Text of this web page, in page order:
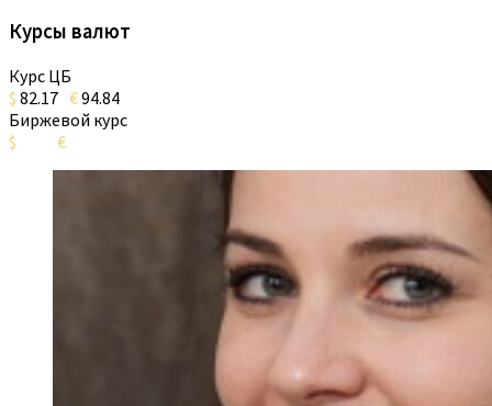
Курсы валют
Курс ЦБ
$ 82.17 €94.84
Биржевой курс
$
€